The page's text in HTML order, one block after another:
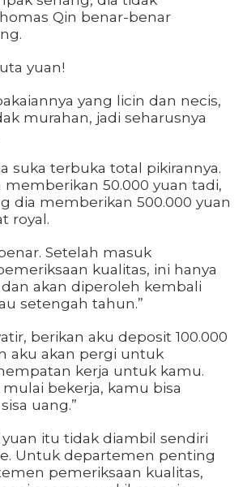
Qin benar-benar
yuan!
yang licin dan necis,
murahan, jadi seharusnya
suka terbuka total pikirannya.
memberikan 50.000 yuan tadi,
dia memberikan 500.000 yuan
royal.
Setelah masuk
kualitas, ini hanya
dan akan diperoleh kembali
setengah tahun.”
berikan aku deposit 100.000
aku akan pergi untuk
kerja untuk kamu.
bekerja, kamu bisa
uang.”
yuan itu tidak diambil sendiri
Untuk departemen penting
pemeriksaan kualitas,